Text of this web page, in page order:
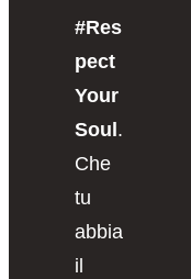
#Res
pect
Your
Soul .
Che
tu
abbia
il